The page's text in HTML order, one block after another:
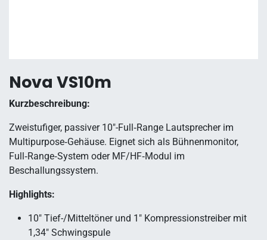
Nova VS10m
Kurzbeschreibung:
Zweistufiger, passiver 10″-Full‑Range Lautsprecher im
Multipurpose‑Gehäuse. Eignet sich als Bühnenmonitor,
Full‑Range‑System oder MF/HF‑Modul im
Beschallungssystem.
Highlights:
10″ Tief-/Mitteltöner und 1″ Kompressionstreiber mit
1,34″ Schwingspule